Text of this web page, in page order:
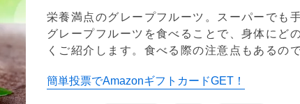
栄養満点のグレープフルーツ。スーパーでも
グレープフルーツを食べることで、身体にど
くご紹介します。食べる際の注意点もあるの
簡単投票でAmazonギフトカードGET！